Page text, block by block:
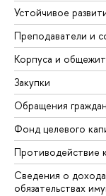
Устойчивое
Преподаватели и
Корпуса и
Закупки
Обращения
Фонд целевого
Противодействие
Сведения о
обязательствах